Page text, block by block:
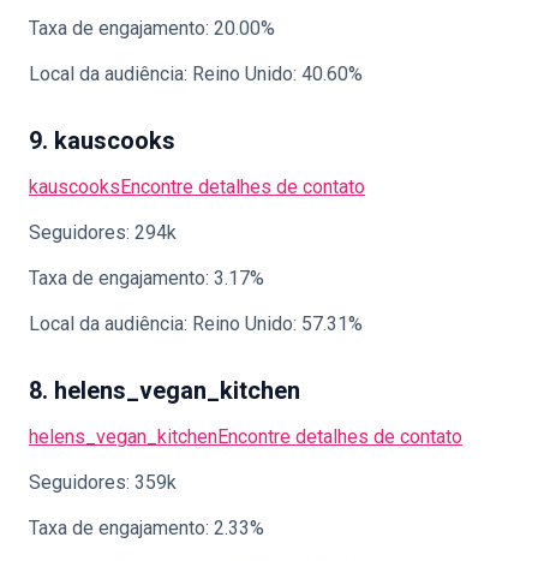
Taxa de engajamento: 20.00%
Local da audiência: Reino Unido: 40.60%
9. kauscooks
kauscooksEncontre detalhes de contato
Seguidores: 294k
Taxa de engajamento: 3.17%
Local da audiência: Reino Unido: 57.31%
8. helens_vegan_kitchen
helens_vegan_kitchenEncontre detalhes de contato
Seguidores: 359k
Taxa de engajamento: 2.33%